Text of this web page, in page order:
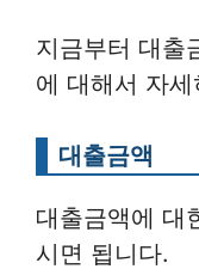
지금부터 대출
에 대해서 자
대출금액
대출금액에 대
시면 됩니다.